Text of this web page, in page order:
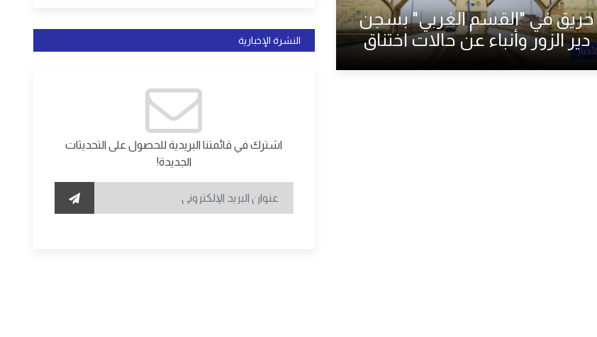
الأخبار
حريق في "القسم الغربي" بسجن
دير الزور وأنباء عن حالات اختناق
النشرة الإخبارية
اشترك في قائمتنا البريدية للحصول على التحديثات
الجديدة!